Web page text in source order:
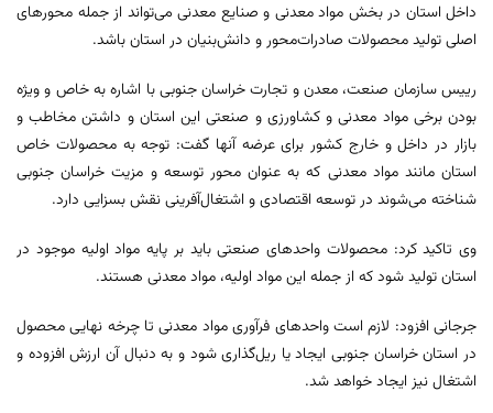
داخل استان در بخش مواد معدنی و صنایع معدنی می‌تواند از جمله محورهای
اصلی تولید محصولات صادرات‌محور و دانش‌بنیان در استان باشد.
رییس سازمان صنعت، معدن و تجارت خراسان جنوبی با اشاره به خاص و ویژه
بودن برخی مواد معدنی و کشاورزی و صنعتی این استان و داشتن مخاطب و
بازار در داخل و خارج کشور برای عرضه آنها گفت: توجه به محصولات خاص
استان مانند مواد معدنی که به عنوان محور توسعه و مزیت خراسان جنوبی
شناخته می‌شوند در توسعه اقتصادی و اشتغال‌آفرینی نقش بسزایی دارد.
وی تاکید کرد: محصولات واحدهای صنعتی باید بر پایه مواد اولیه موجود در
استان تولید شود که از جمله این مواد اولیه، مواد معدنی هستند.
جرجانی افزود: لازم است واحدهای فرآوری مواد معدنی تا چرخه نهایی محصول
در استان خراسان جنوبی ایجاد یا ریل‌گذاری شود و به دنبال آن ارزش افزوده و
اشتغال نیز ایجاد خواهد شد.